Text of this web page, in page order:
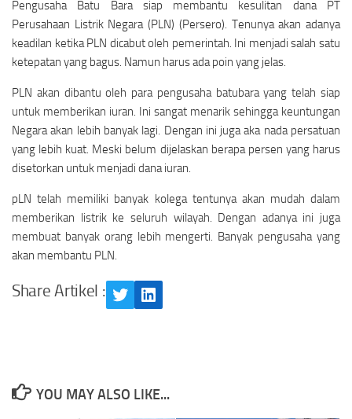
Pengusaha Batu Bara siap membantu kesulitan dana PT
Perusahaan Listrik Negara (PLN) (Persero). Tenunya akan adanya
keadilan ketika PLN dicabut oleh pemerintah. Ini menjadi salah satu
ketepatan yang bagus. Namun harus ada poin yang jelas.
PLN akan dibantu oleh para pengusaha batubara yang telah siap
untuk memberikan iuran. Ini sangat menarik sehingga keuntungan
Negara akan lebih banyak lagi. Dengan ini juga aka nada persatuan
yang lebih kuat. Meski belum dijelaskan berapa persen yang harus
disetorkan untuk menjadi dana iuran.
pLN telah memiliki banyak kolega tentunya akan mudah dalam
memberikan listrik ke seluruh wilayah. Dengan adanya ini juga
membuat banyak orang lebih mengerti. Banyak pengusaha yang
akan membantu PLN.
Share Artikel :
TwitterLinkedIn
YOU MAY ALSO LIKE...